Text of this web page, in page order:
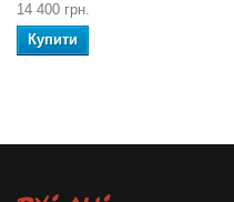
14 400 грн.
Купити